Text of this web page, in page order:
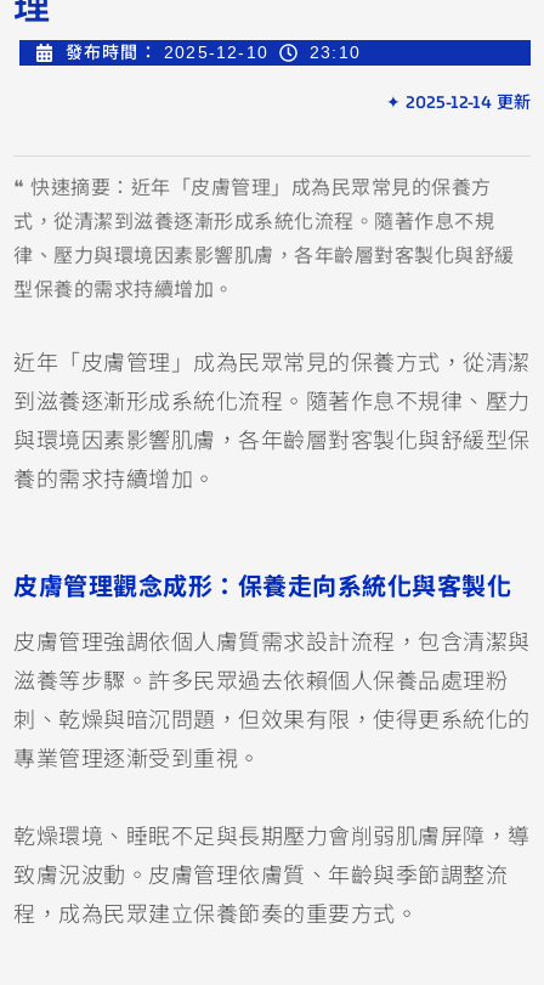
發布時間： 2025-12-10 23:10
✦ 2025-12-14 更新
❝ 快速摘要：近年「皮膚管理」成為民眾常見的保養方
式，從清潔到滋養逐漸形成系統化流程。隨著作息不規
律、壓力與環境因素影響肌膚，各年齡層對客製化與舒緩
型保養的需求持續增加。
近年「皮膚管理」成為民眾常見的保養方式，從清潔
到滋養逐漸形成系統化流程。隨著作息不規律、壓力
與環境因素影響肌膚，各年齡層對客製化與舒緩型保
養的需求持續增加。
皮膚管理觀念成形：保養走向系統化與客製化
皮膚管理強調依個人膚質需求設計流程，包含清潔與
滋養等步驟。許多民眾過去依賴個人保養品處理粉
刺、乾燥與暗沉問題，但效果有限，使得更系統化的
專業管理逐漸受到重視。
乾燥環境、睡眠不足與長期壓力會削弱肌膚屏障，導
致膚況波動。皮膚管理依膚質、年齡與季節調整流
程，成為民眾建立保養節奏的重要方式。